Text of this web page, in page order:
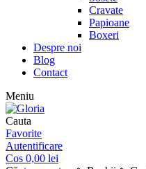
Cravate
Papioane
Boxeri
Despre noi
Blog
Contact
Meniu
Cauta
Favorite
Autentificare
Cos 0,00 lei